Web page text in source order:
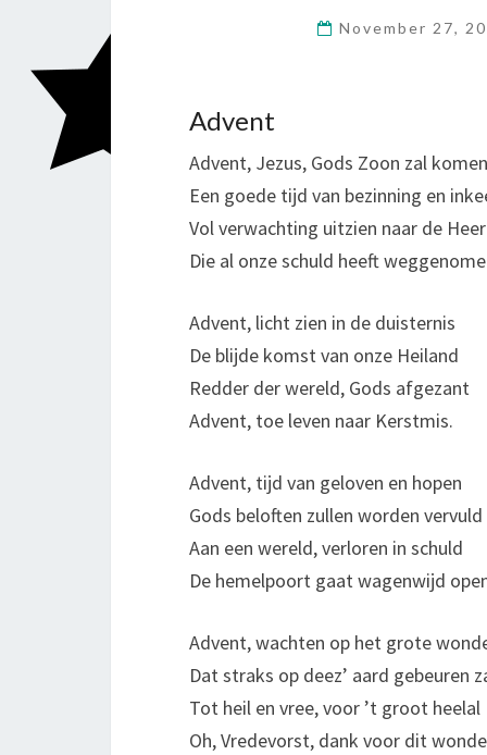
November 27,
Advent
Advent, Jezus, Gods Zoon zal komen
Een goede tijd van bezinning en
Vol verwachting uitzien naar de Heer
Die al onze schuld heeft
Advent, licht zien in de duisternis
De blijde komst van onze Heiland
Redder der wereld, Gods afgezant
Advent, toe leven naar Kerstmis.
Advent, tijd van geloven en hopen
Gods beloften zullen worden vervuld
Aan een wereld, verloren in schuld
De hemelpoort gaat wagenwijd
Advent, wachten op het grote
Dat straks op deez’ aard gebeuren
Tot heil en vree, voor ’t groot heelal
Oh, Vredevorst, dank voor dit